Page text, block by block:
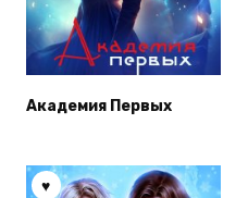
Академия Первых